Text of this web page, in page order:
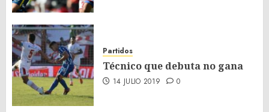
Partidos
Técnico que debuta no gana
14 JULIO 2019 0